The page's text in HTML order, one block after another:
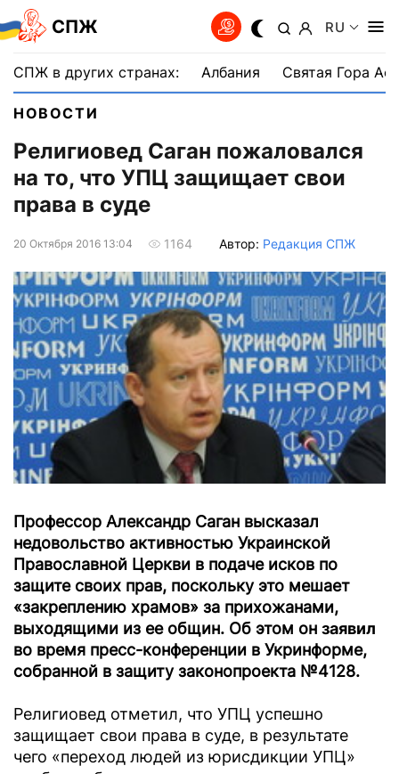
СПЖ RU
СПЖ в других странах: Албания Святая Гора
НОВОСТИ
Религиовед Саган пожаловался
на то, что УПЦ защищает свои
права в суде
20 Октября 2016 13:04 1164 Автор: Редакция СПЖ
Профессор Александр Саган высказал
недовольство активностью Украинской
Православной Церкви в подаче исков по
защите своих прав, поскольку это мешает
«закреплению храмов» за прихожанами,
выходящими из ее общин. Об этом он заявил
во время пресс-конференции в Укринформе,
собранной в защиту законопроекта №4128.
Религиовед отметил, что УПЦ успешно
защищает свои права в суде, в результате
чего «переход людей из юрисдикции УПЦ»